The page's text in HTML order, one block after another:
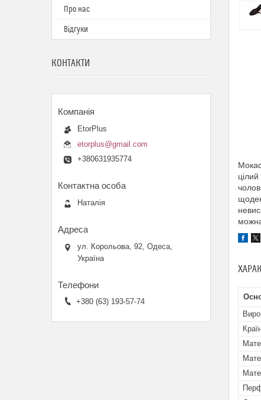
Про нас
Відгуки
КОНТАКТИ
EtorPlus
etorplus@gmail.com
+380631935774
Наталія
ул. Корольова, 92, Одеса,
Україна
+380 (63) 193-57-74